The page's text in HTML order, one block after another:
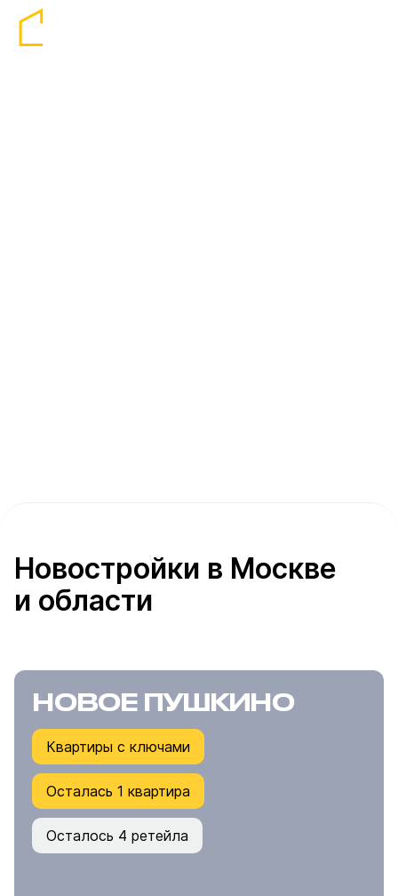
Новостройки в Москве
и области
НОВОЕ ПУШКИНО
Квартиры с ключами
Осталась 1 квартира
Осталось 4 ретейла